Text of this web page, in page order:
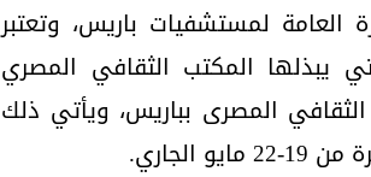
العامة لمستشفيات باريس، وتعتبر
يبذلها المكتب الثقافي المصري
المصرى بباريس، ويأتي ذلك